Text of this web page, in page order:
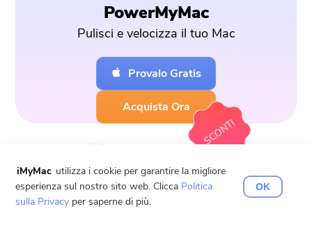
PowerMyMac
Pulisci e velocizza il tuo Mac
Provalo Gratis
Acquista Ora
SCONTI
Commenta( )
iMyMac utilizza i cookie per garantire la migliore
esperienza sul nostro sito web. Clicca Politica
sulla Privacy per saperne di più.
OK